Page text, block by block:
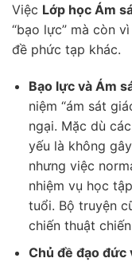
Việc Lớp học Ám
“bạo lực” mà còn
đề phức tạp khác.
Bạo lực và Ám
niệm “ám sát
ngại. Mặc dù
yếu là không
nhưng việc
nhiệm vụ học
tuổi. Bộ truyện
chiến thuật
Chủ đề đạo đức